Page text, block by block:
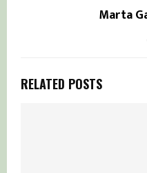
Marta
RELATED POSTS